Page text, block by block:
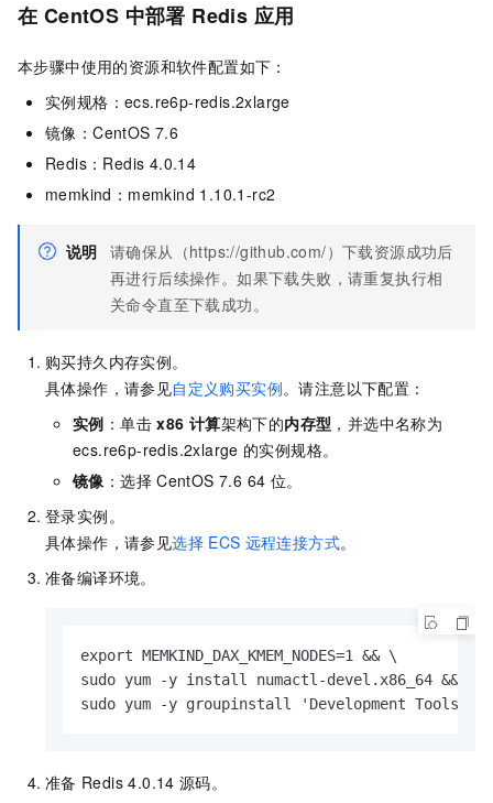
在 CentOS 中部署 Redis 应用
本步骤中使用的资源和软件配置如下：
实例规格：ecs.re6p-redis.2xlarge
镜像：CentOS 7.6
Redis：Redis 4.0.14
memkind：memkind 1.10.1-rc2
说明 请确保从（https://github.com/）下载资源成功后
再进行后续操作。如果下载失败，请重复执行相
关命令直至下载成功。
购买持久内存实例。
具体操作，请参见自定义购买实例。请注意以下配置：
实例 ：单击 x86 计算架构下的内存型 ，并选中名称为
ecs.re6p-redis.2xlarge 的实例规格。
镜像 ：选择 CentOS 7.6 64 位。
登录实例。
具体操作，请参见选择 ECS 远程连接方式。
准备编译环境。
export MEMKIND_DAX_KMEM_NODES=1 && \
sudo yum -y install numactl-devel.x86_64 && \
sudo yum -y groupinstall 'Development Tools'
准备 Redis 4.0.14 源码。